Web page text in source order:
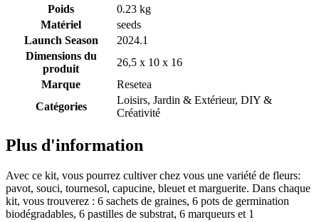
Poids
0.23 kg
Matériel
seeds
Launch Season
2024.1
Dimensions du
produit
26,5 x 10 x 16
Marque
Resetea
Catégories
Loisirs, Jardin & Extérieur, DIY &
Créativité
Plus d'information
Avec ce kit, vous pourrez cultiver chez vous une variété de fleurs:
pavot, souci, tournesol, capucine, bleuet et marguerite. Dans chaque
kit, vous trouverez : 6 sachets de graines, 6 pots de germination
biodégradables, 6 pastilles de substrat, 6 marqueurs et 1